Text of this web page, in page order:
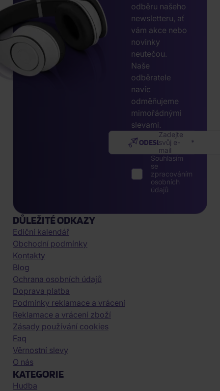
odběru našeho
newsletteru, ať
vám akce nebo
novinky
neutečou.
Naše
odběratele
navíc
odměňujeme
mimořádnými
slevami.
Zadejte
svůj e-
mail
ODESLAT
Souhlasím
se
zpracováním
osobních
údajů
DŮLEŽITÉ ODKAZY
Ediční kalendář
Obchodní podmínky
Kontakty
Blog
Ochrana osobních údajů
Doprava platba
Podmínky reklamace a vrácení
Reklamace a vrácení zboží
Zásady používání cookies
Faq
Věrnostní slevy
O nás
KATEGORIE
Hudba